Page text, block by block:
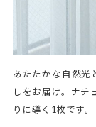
あたたかな自然光
しをお届け。ナチ
りに導く1枚です。